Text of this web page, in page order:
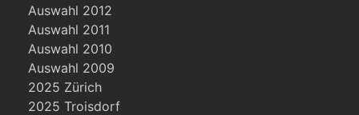
Auswahl 2012
Auswahl 2011
Auswahl 2010
Auswahl 2009
2025 Zürich
2025 Troisdorf